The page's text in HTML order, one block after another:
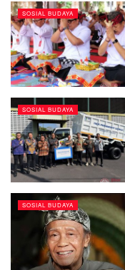
SOSIAL BUDAYA
SOSIAL BUDAYA
SOSIAL BUDAYA